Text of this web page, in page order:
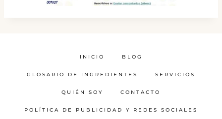
INICIO BLOG
GLOSARIO DE INGREDIENTES SERVICIOS
QUIÉN SOY CONTACTO
POLÍTICA DE PUBLICIDAD Y REDES SOCIALES